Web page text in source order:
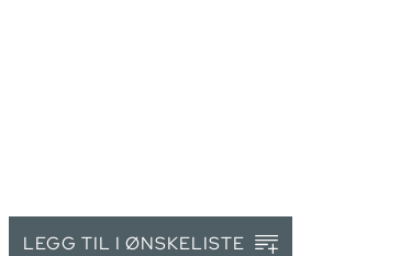
LEGG TIL I ØNSKELISTE